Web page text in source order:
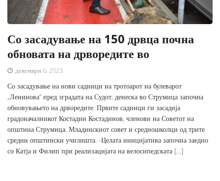
Со засадување на 150 дрвца почна
обновата на дрворедите во
декември 6, 2023
Со засадување на нови садници на тротоарот на булеварот
„Ленинова“ пред зградата на Судот, денеска во Струмица започна
обновувањето на дрворедите. Првите садници ги засадија
градоначалникот Костадин Костадинов, членови на Советот на
општина Струмица, Младинскиот совет и средношколци од трите
средни општински училишта. -Целата иницијатива започна заедно
со Катја и Филип при реализацијата на велосипедската […]